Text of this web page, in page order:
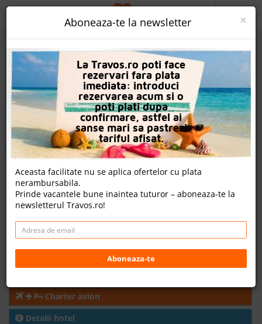
Orion Hotel
Nota
8.4 8.6
631
evaluari
8.6
253
evaluari
662
evaluari
nota Travos: 8.4
Distanta fata de plaja: 370m
Charter avion
Detalii hotel
PROMO
CAUTA REZERVARE
OFERTA PERSONALIZATA
DESPRE NOI
LOGIN
CAZARE
CHARTER AVION
CAZARE + AUTOCAR
CONTACT
+40 376 444 888
×
Aboneaza-te la newsletter
La Travos.ro poti face
rezervari fara plata
imediata: introduci
rezervarea acum si o
poti plati dupa
confirmare, astfel ai
sanse mari sa pastrezi
tariful afisat.
Aceasta facilitate nu se aplica ofertelor cu plata
nerambursabila.
Prinde vacantele bune inaintea tuturor – aboneaza-te la
newsletterul Travos.ro!
Aboneaza-te